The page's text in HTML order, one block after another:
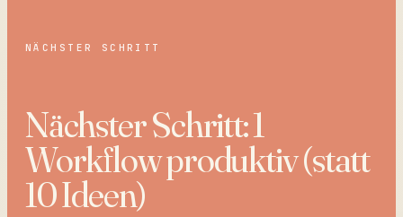
NÄCHSTER SCHRITT
Nächster Schritt: 1
Workflow produktiv (statt
10 Ideen)